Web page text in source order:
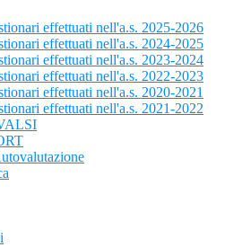
effettuati nell'a.s. 2025-2026
effettuati nell'a.s. 2024-2025
effettuati nell'a.s. 2023-2024
effettuati nell'a.s. 2022-2023
effettuati nell'a.s. 2020-2021
effettuati nell'a.s. 2021-2022